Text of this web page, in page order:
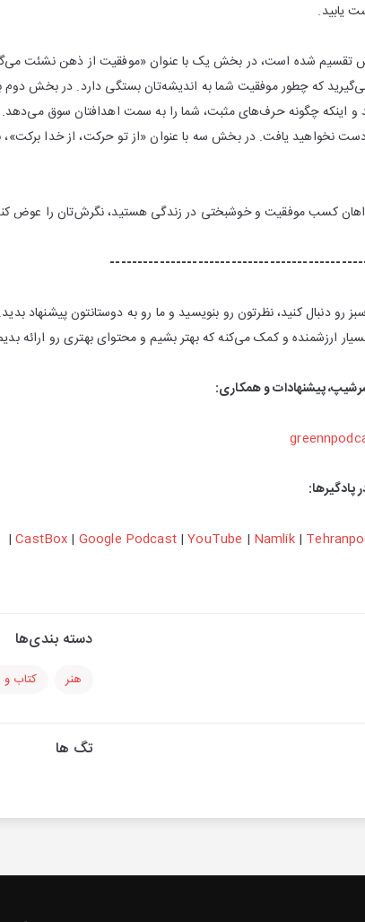
یابید.
تقسیم شده است، در بخش یک با عنوان «موفقیت از ذهن نشئت
که چطور موفقیت شما به اندیشه‌‌تان بستگی دارد. در بخش دوم
و اینکه چگونه حرف‌های مثبت، شما را به سمت اهدافتان سوق
دست نخواهید یافت. در بخش سه با عنوان «از تو حرکت، از خدا برکت»،
کسب موفقیت و خوشبختی در زندگی هستید، نگرش‌تان را عوض
دنبال کنید، نظرتون رو بنویسید و ما رو به دوستانتون پیشنهاد بدید.
ارزشمنده و کمک می‌کنه که بهتر بشیم و محتوای بهتری رو ارائه
پیشنهادات و همکاری:
CastBox | Google Podcast|YouTube | Namlik|
|
دسته بندی‌ها
هنر کتاب و
تگ ها